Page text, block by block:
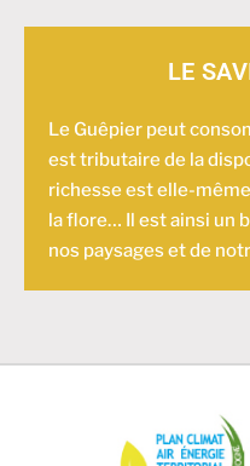
LE
Le Guêpier peut
est tributaire de la
richesse est elle-
la flore… Il est ainsi un
nos paysages et de